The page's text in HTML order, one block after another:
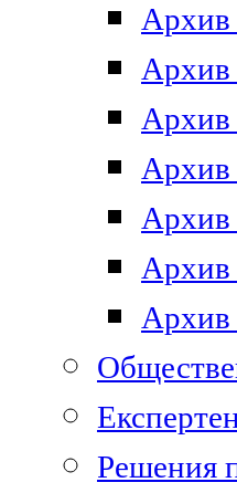
Архив
Архив
Архив
Архив
Архив
Архив
Архив
Решения